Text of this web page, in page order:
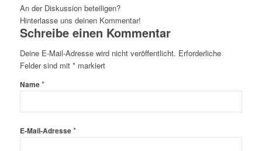
An der Diskussion beteiligen?
Hinterlasse uns deinen Kommentar!
Schreibe einen Kommentar
Deine E-Mail-Adresse wird nicht veröffentlicht. Erforderliche
Felder sind mit *markiert
Name*
E-Mail-Adresse*